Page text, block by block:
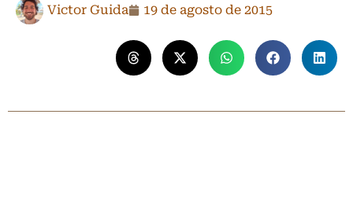
Victor Guida 19 de agosto de 2015